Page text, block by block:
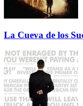
La Cueva de los